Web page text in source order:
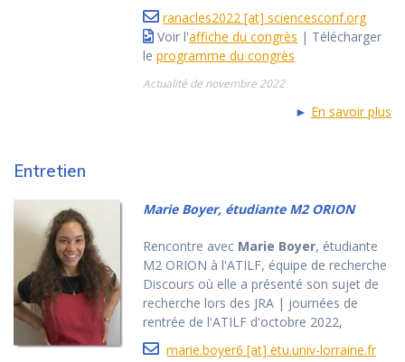
ranacles2022 [at] sciencesconf.org
Voir l'affiche du congrès | Télécharger
leprogramme du congrès
Actualité de novembre 2022
► En savoir plus
Entretien
Marie Boyer, étudiante M2 ORION
Rencontre avec Marie Boyer, étudiante
M2 ORION à l'ATILF, équipe de recherche
Discours où elle a présenté son sujet de
recherche lors des JRA | journées de
rentrée de l'ATILF d'octobre 2022,
marie.boyer6 [at] etu.univ-lorraine.fr